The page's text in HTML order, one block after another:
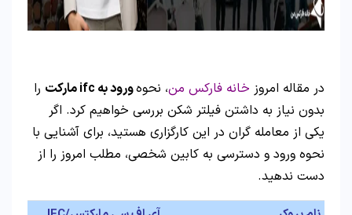
در مقاله امروز خانه فارکس من، نحوهورود به ifc مارکت
را
بدون نیاز به داشتن فیلتر شکن بررسی خواهیم کرد. اگر
یکی از معامله گران در این کارگزاری هستید، برای آشنایی با
نحوه ورود و دسترسی به کابین شخصی، مطلب امروز را از
دست ندهید.